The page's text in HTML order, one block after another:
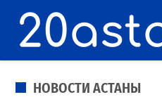
content
POSTED
НОВОСТИ АСТАНЫ